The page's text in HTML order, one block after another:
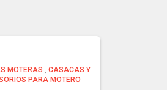
MOTERAS , CASACAS Y
PARA MOTERO